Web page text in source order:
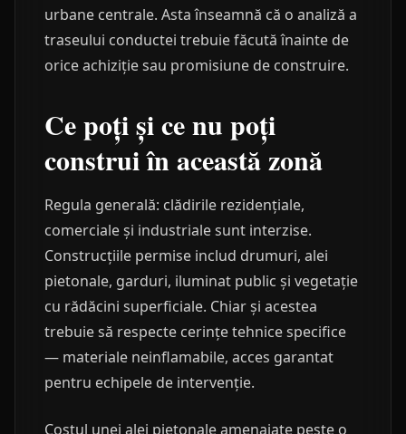
urbane centrale. Asta înseamnă că o analiză a
traseului conductei trebuie făcută înainte de
orice achiziție sau promisiune de construire.
Ce poți și ce nu poți
construi în această zonă
Regula generală: clădirile rezidențiale,
comerciale și industriale sunt interzise.
Construcțiile permise includ drumuri, alei
pietonale, garduri, iluminat public și vegetație
cu rădăcini superficiale. Chiar și acestea
trebuie să respecte cerințe tehnice specifice
— materiale neinflamabile, acces garantat
pentru echipele de intervenție.
Costul unei alei pietonale amenajate peste o